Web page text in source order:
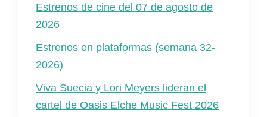
Estrenos de cine del 07 de agosto de
2026
Estrenos en plataformas (semana 32-
2026)
Viva Suecia y Lori Meyers lideran el
cartel de Oasis Elche Music Fest 2026